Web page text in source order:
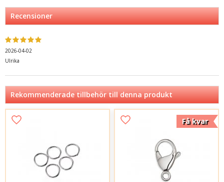
Recensioner
2026-04-02
Ulrika
Rekommenderade tillbehör till denna produkt
Få kvar